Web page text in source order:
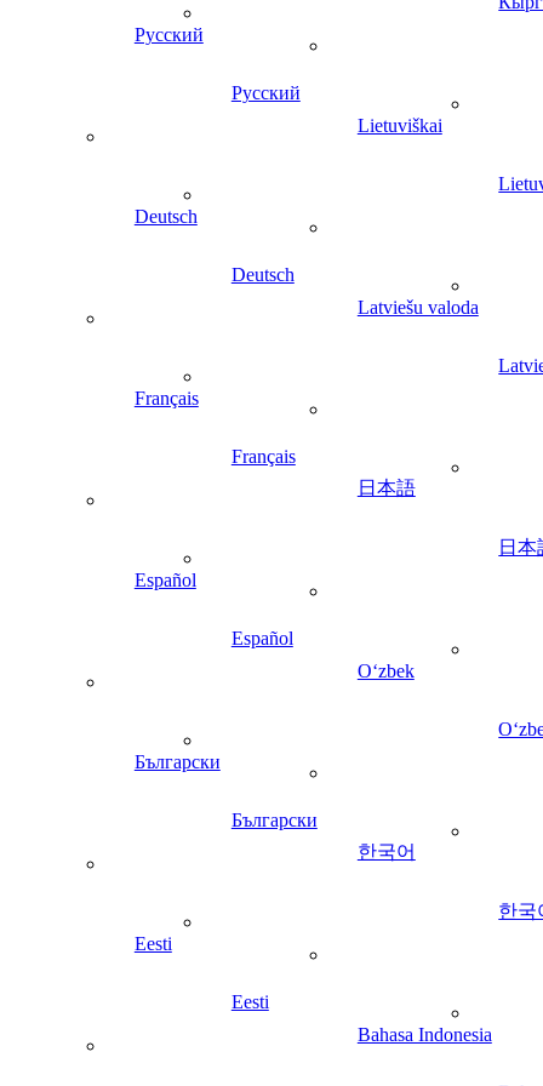
Русский
Deutsch
Français
Español
Български
Eesti
日本
한국
Русский
Deutsch
Français
Español
Български
Eesti
Lietuviškai
Latviešu valoda
日本語
Oʻzbek
한국어
Bahasa Indonesia